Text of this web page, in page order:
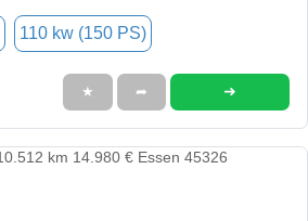
110 kw (150 PS)
★ ➦ ➜